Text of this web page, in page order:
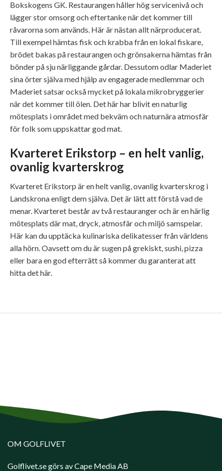
Bokskogens GK. Restaurangen håller hög servicenivå och
lägger stor omsorg och eftertanke när det kommer till
råvarorna som används. Här är nästan allt närproducerat.
Till exempel hämtas fisk och krabba från en lokal fiskare,
brödet bakas på restaurangen och grönsakerna hämtas från
bönder på sju närliggande gårdar. Dessutom odlar Maderiet
sina örter själva med hjälp av engagerade medlemmar och
Maderiet satsar också mycket på lokala mikrobryggerier
när det kommer till ölen. Det här har blivit en naturlig
mötesplats i området med bekväm och naturnära atmosfär
för folk som uppskattar god mat.
Kvarteret Erikstorp – en helt vanlig,
ovanlig kvarterskrog
Kvarteret Erikstorp är en helt vanlig, ovanlig kvarterskrog i
Landskrona enligt dem själva. Det är lätt att förstå vad de
menar. Kvarteret består av två restauranger och är en härlig
mötesplats där mat, dryck, atmosfär och miljö samspelar.
Här kan du upptäcka kulinariska delikatesser från världens
alla hörn. Oavsett om du är sugen på grekiskt, sushi, pizza
eller bara en god efterrätt så kommer du garanterat att
hitta det här.
OM GOLFLIVET
Golflivet.se görs av Cape Media AB